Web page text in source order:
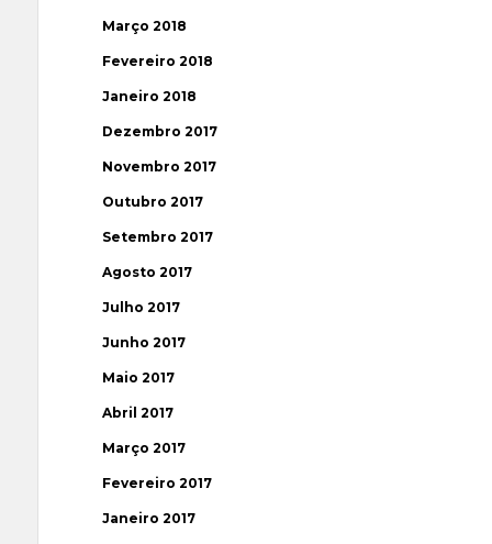
Março 2018
Fevereiro 2018
Janeiro 2018
Dezembro 2017
Novembro 2017
Outubro 2017
Setembro 2017
Agosto 2017
Julho 2017
Junho 2017
Maio 2017
Abril 2017
Março 2017
Fevereiro 2017
Janeiro 2017